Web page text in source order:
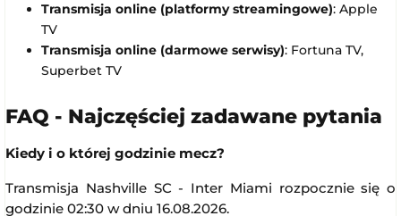
Transmisja online (platformy streamingowe): Apple
TV
Transmisja online (darmowe serwisy): Fortuna TV,
Superbet TV
FAQ - Najczęściej zadawane pytania
Kiedy i o której godzinie mecz?
Transmisja Nashville SC - Inter Miami rozpocznie się o
godzinie 02:30 w dniu 16.08.2026.